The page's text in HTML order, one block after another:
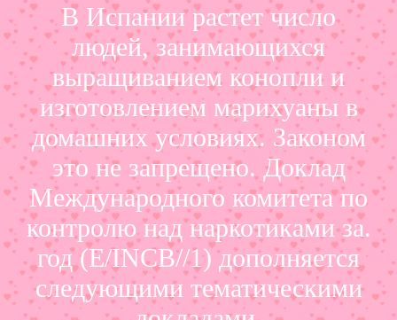
В Испании растет число
людей, занимающихся
выращиванием конопли и
изготовлением марихуаны в
домашних условиях. Законом
это не запрещено. Доклад
Международного комитета по
контролю над наркотиками за.
год (E/INCB//1) дополняется
следующими тематическими